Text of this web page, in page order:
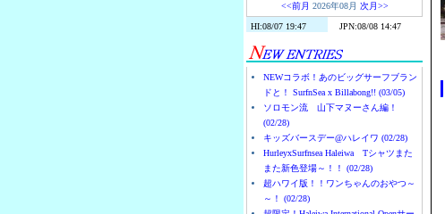
<<前月 2026年08月 次月>>
NEWコラボ！あのビッグサーフブラン
ドと！ SurfnSea x Billabong!! (03/05)
ソロモン流 山下マヌーさん編！
(02/28)
キッズバースデー@ハレイワ (02/28)
HurleyxSurfnsea Haleiwa Tシャツまた
また新色登場～！！ (02/28)
超ハワイ版！！ワンちゃんのおやつ～
～！ (02/28)